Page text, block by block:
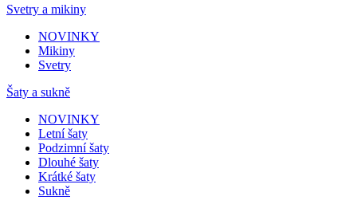
Svetry a mikiny
NOVINKY
Mikiny
Svetry
Šaty a sukně
NOVINKY
Letní šaty
Podzimní šaty
Dlouhé šaty
Krátké šaty
Sukně